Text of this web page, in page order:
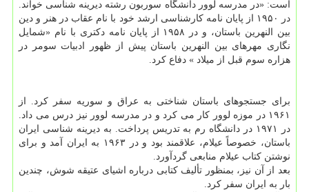
است: «در مدرسه لوور دانشگاه سوربون رشته دیرینه شناسی خواند.
در ۱۹۵۰ از پایان نامه کارشناسی ارشد خود با نام عقاب در هنر و دین
بین النهرین باستان، و در ۱۹۵۸ از پایان نامه دکتری با نام «شمایل
نگاری مهرهای بین النهرین باستان پیش از ظهور ادبیات سومر در
هزاره سوم قبل از میلاد » دفاع کرد.
برای جستجوهای باستان شناختی به عراق و سوریه سفر کرد. از
۱۹۶۱ در موزه لوور کار می کرد و در مدرسه لوور نیز درس می داد.
در ۱۹۷۱ در دانشگاه رم به تدریس پرداخت. به دیرینه شناسی ایران
باستان، خصوصاً عیلام، علاقمند بود و در ۱۹۶۳ به ایران آمد و برای
نوشتن کتاب عیلام منابعی گردآورد.
بعد از آن نیز، بمنظور تألیف کتابی درباره اشیای عتیقه شوش، چندین
بار به ایران سفر کرد.